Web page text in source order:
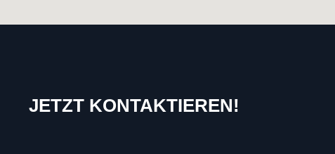
JETZT KONTAKTIEREN!